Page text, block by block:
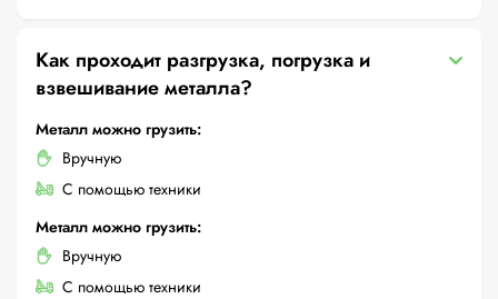
Как проходит разгрузка, погрузка и
взвешивание металла?
Металл можно грузить:
Вручную
С помощью техники
Металл можно грузить:
Вручную
С помощью техники